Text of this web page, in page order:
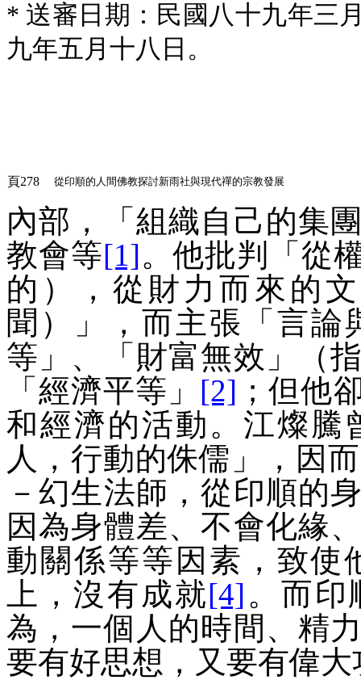
* 送審日期：民國八十九年三
九年五月十八日。
頁278 從印順的人間佛教探討新雨社與現代禪的宗教發展
內部，「 組織自己的集
教會等[1]。他批判「從
的），從財力而來的
聞）
」，而主張「言論
等 」、「 財富無效 」（
「經濟平等」 [2] ；但他
和經濟的活動。江燦騰
人，行動的侏儒 」，因
－幻生法師，從印順的
因為身體差、不會化緣
動關係等等因素，致使
上，沒有成就[4] 。而印
為，一個人的時間、精
要有好思想，又要有偉